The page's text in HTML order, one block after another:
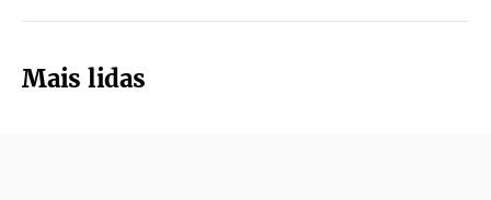
Mais lidas